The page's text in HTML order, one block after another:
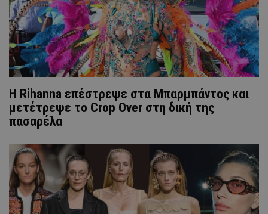
Η Rihanna επέστρεψε στα Μπαρμπάντος και
μετέτρεψε το Crop Over στη δική της
πασαρέλα